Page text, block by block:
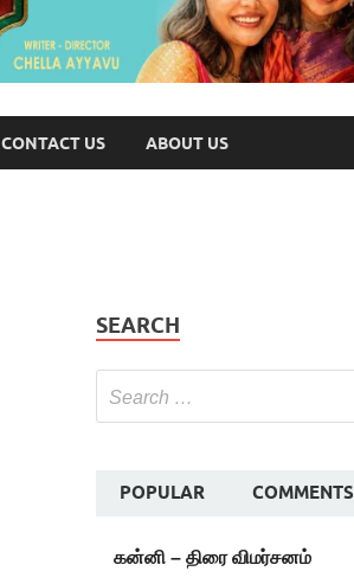
CONTACT US ABOUT US
SEARCH
POPULAR COMMENTS
கன்னி – திரை விமர்சனம்